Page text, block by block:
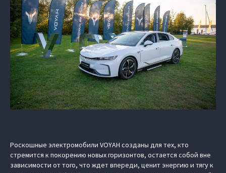
Роскошные электромобили VOYAH созданы для тех, кто
стремится к покорению новых горизонтов, остается собой вне
зависимости от того, что ждет впереди, ценит энергию и тягу к